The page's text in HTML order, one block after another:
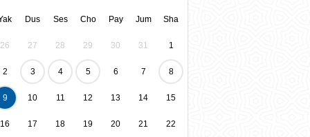
Dus Ses Cho Pay Jum Sha
26 27 28 29 30 31 1
2 3 4 5 6 7 8
9 10 11 12 13 14 15
16 17 18 19 20 21 22